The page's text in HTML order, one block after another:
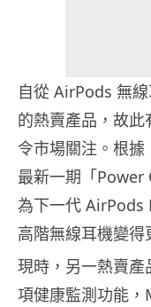
自從 AirPods 無
的熱賣產品，故
令市場關注。根
最新一期「Power
為下一代 AirPods
高階無線耳機變得
現時，另一熱賣
項健康監測功能